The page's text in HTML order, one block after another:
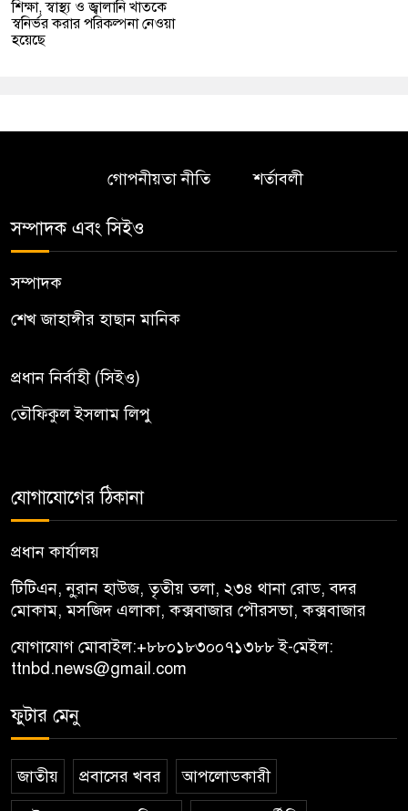
শিক্ষা, স্বাস্থ্য ও জ্বালানি খাতকে
স্বনির্ভর করার পরিকল্পনা নেওয়া
হয়েছে
গোপনীয়তা নীতি শর্তাবলী
সম্পাদক এবং সিইও
সম্পাদক
শেখ জাহাঙ্গীর হাছান মানিক
প্রধান নির্বাহী (সিইও)
তৌফিকুল ইসলাম লিপু
যোগাযোগের ঠিকানা
প্রধান কার্যালয়
টিটিএন, নু্রান হাউজ, তৃতীয় তলা, ২৩৪ থানা রোড, বদর
মোকাম, মসজিদ এলাকা, কক্সবাজার পৌরসভা, কক্সবাজার
যোগাযোগ মোবাইল:+৮৮০১৮৩০০৭১৩৮৮ই-মেইল:
ttnbd.news@gmail.com
ফুটার মেনু
জাতীয় প্রবাসের খবর আপলোডকারী